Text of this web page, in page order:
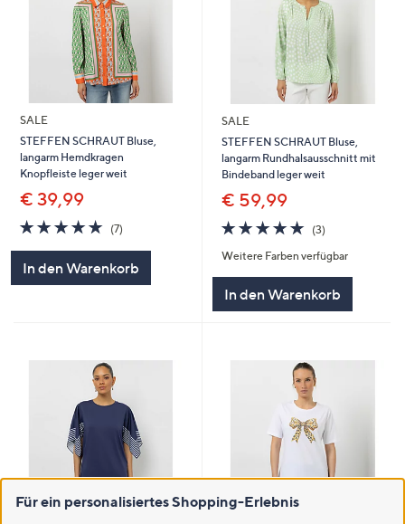
SALE
STEFFEN SCHRAUT Bluse,
langarm Hemdkragen
Knopfleiste leger weit
€ 39,99
5.0
von
(7)7
In den Warenkorb
SALE
STEFFEN SCHRAUT Bluse,
langarm Rundhalsausschnitt mit
Bindeband leger weit
€ 59,99
5.0
von
5
(3)3
Weitere Farben verfügbar
In den Warenkorb
Für ein personalisiertes Shopping-Erlebnis